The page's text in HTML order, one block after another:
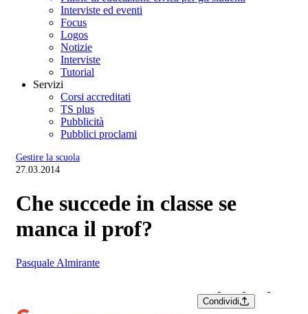
Interviste ed eventi
Focus
Logos
Notizie
Interviste
Tutorial
Servizi
Corsi accreditati
TS plus
Pubblicità
Pubblici proclami
Gestire la scuola
27.03.2014
Che succede in classe se
manca il prof?
Pasquale Almirante
Condividi